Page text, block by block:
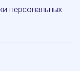
персональных